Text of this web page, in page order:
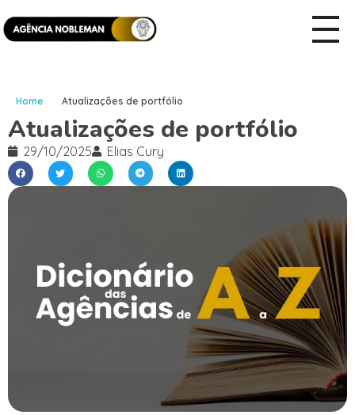
Home Atualizações de portfólio
Atualizações de portfólio
29/10/2025 Elias Cury